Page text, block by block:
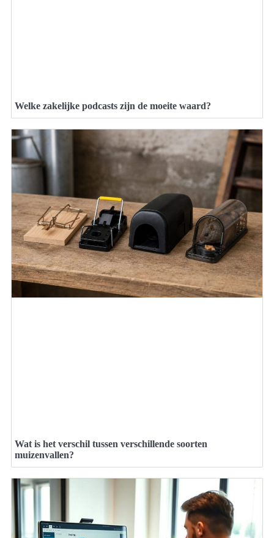
Welke zakelijke podcasts zijn de moeite waard?
Wat is het verschil tussen verschillende soorten
muizenvallen?